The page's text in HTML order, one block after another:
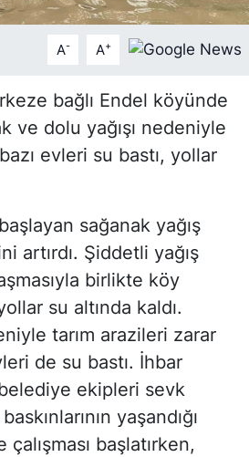
A- A+
bağlı Endel köyünde
ve dolu yağışı nedeniyle
evleri su bastı, yollar
sağanak yağış
artırdı. Şiddetli yağış
birlikte köy
su altında kaldı.
tarım arazileri zarar
de su bastı. İhbar
ekipleri sevk
yaşandığı
başlatırken,